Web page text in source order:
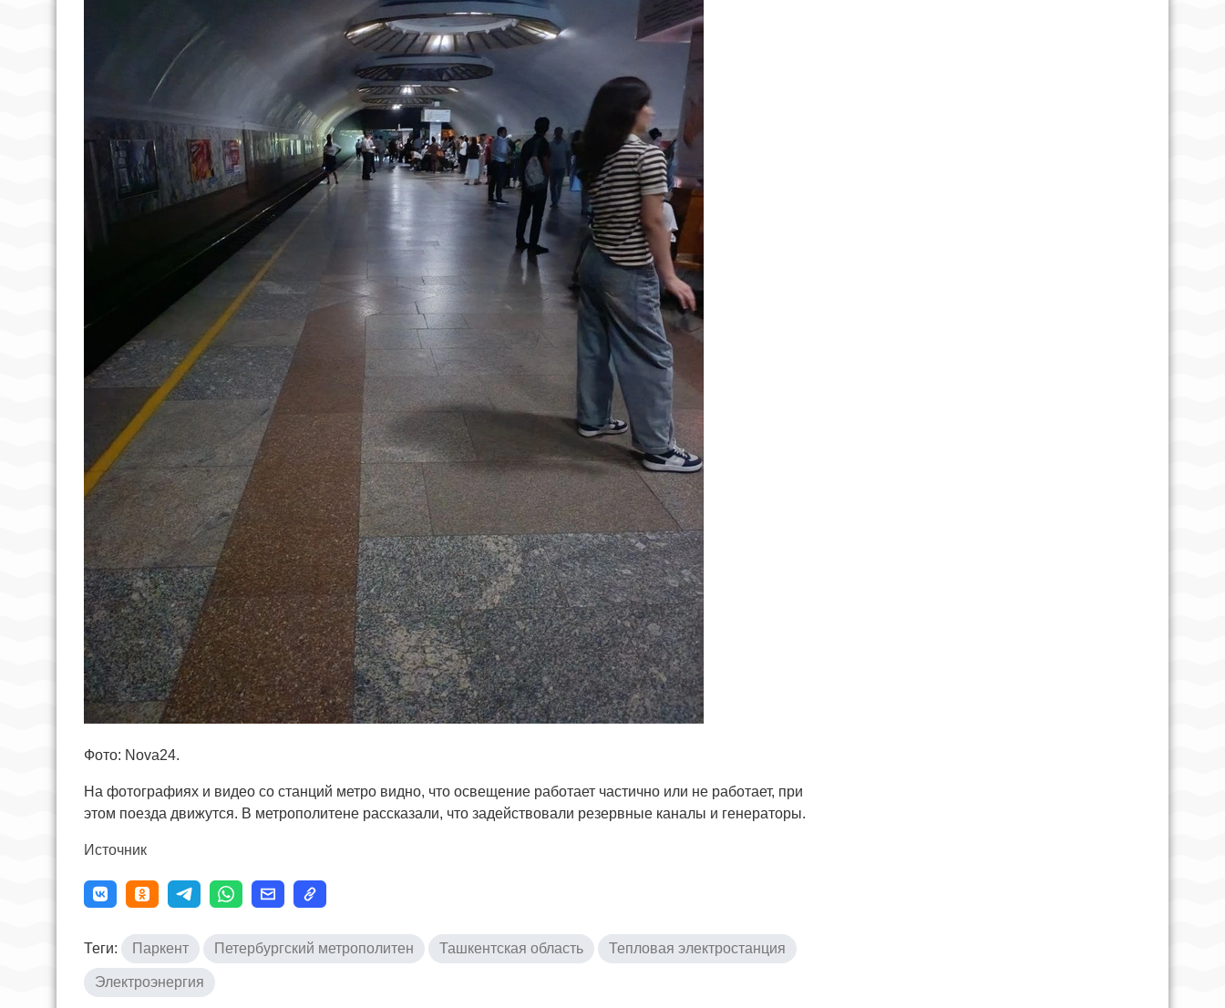
Фото: Nova24.
На фотографиях и видео со станций метро видно, что освещение работает частично или не работает, при
этом поезда движутся. В метрополитене рассказали, что задействовали резервные каналы и генераторы.
Источник
Теги: Паркент Петербургский метрополитен Ташкентская область Тепловая электростанция
Электроэнергия